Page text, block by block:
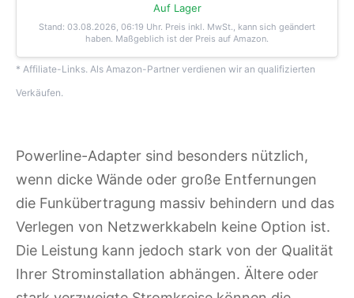
Auf Lager
Stand: 03.08.2026, 06:19 Uhr. Preis inkl. MwSt., kann sich geändert
haben. Maßgeblich ist der Preis auf Amazon.
* Affiliate-Links. Als Amazon-Partner verdienen wir an qualifizierten
Verkäufen.
Powerline-Adapter sind besonders nützlich,
wenn dicke Wände oder große Entfernungen
die Funkübertragung massiv behindern und das
Verlegen von Netzwerkkabeln keine Option ist.
Die Leistung kann jedoch stark von der Qualität
Ihrer Strominstallation abhängen. Ältere oder